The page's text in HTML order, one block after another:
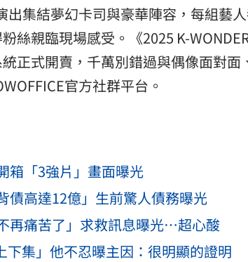
出集結夢幻卡司與豪華陣容，每組藝
絲親臨現場感受。《2025 K-
正式開賣，千萬別錯過與偶像面對面
官方社群平台。
「3強片」畫面曝光
債高達12億」生前驚人債務曝光
再痛苦了」求救訊息曝光⋯超心酸
集」他不忍曝主因：很明顯的證明